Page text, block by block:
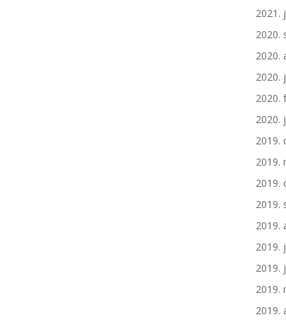
2021.
2020.
2020.
2020.
2020.
2020.
2019.
2019.
2019.
2019.
2019.
2019.
2019.
2019.
2019.